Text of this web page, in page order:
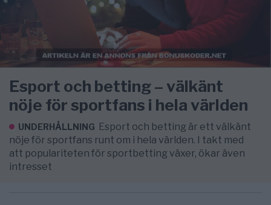
Esport och betting – välkänt
nöje för sportfans i hela världen
UNDERHÅLLNING Esport och betting är ett välkänt
nöje för sportfans runt om i hela världen. I takt med
att populariteten för sportbetting växer, ökar även
intresset